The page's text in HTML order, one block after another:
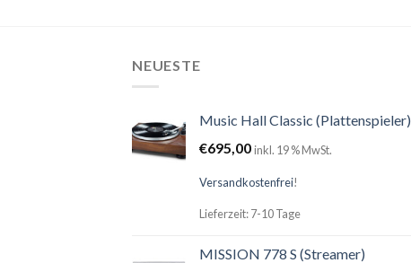
NEUESTE
Music Hall Classic (Plattenspieler)
€695,00inkl. 19 % MwSt.
Versandkostenfrei!
Lieferzeit: 7-10 Tage
MISSION 778 S (Streamer)